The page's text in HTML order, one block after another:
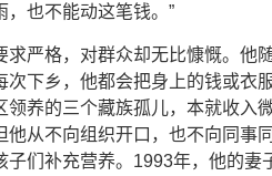
，也不能动这笔钱。”
求严格，对群众却无比慷慨。他
次下乡，他都会把身上的钱或衣
领养的三个藏族孤儿，本就收入
从不向组织开口，也不向同事
子们补充营养。1993年，他的妻